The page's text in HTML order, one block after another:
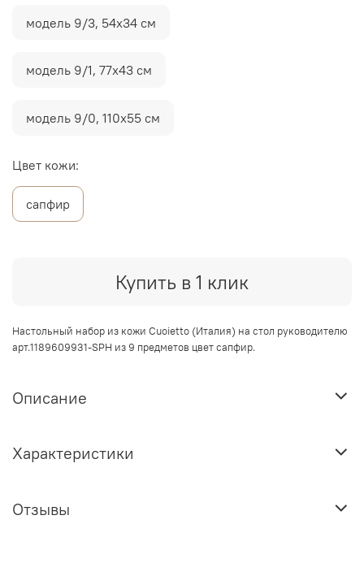
Купить в 1 клик
модель 9/3, 54х34 см
модель 9/1, 77х43 см
модель 9/0, 110х55 см
Цвет кожи:
сапфир
Настольный набор из кожи Cuoietto (Италия) на стол руководителю
арт.1189609931-SPH из 9 предметов цвет сапфир.
Описание
Характеристики
Отзывы